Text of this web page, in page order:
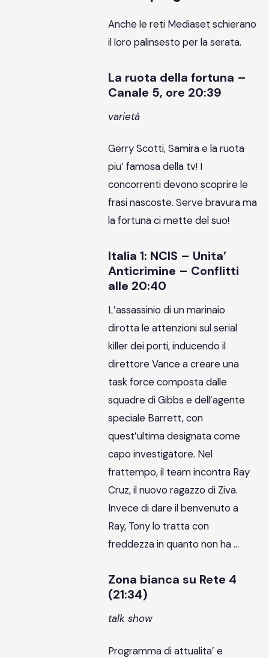
Anche le reti Mediaset schierano
il loro palinsesto per la serata.
La ruota della fortuna –
Canale 5, ore 20:39
varietà
Gerry Scotti, Samira e la ruota
piu’ famosa della tv! I
concorrenti devono scoprire le
frasi nascoste. Serve bravura ma
la fortuna ci mette del suo!
Italia 1: NCIS – Unita’
Anticrimine – Conflitti
alle 20:40
L’assassinio di un marinaio
dirotta le attenzioni sul serial
killer dei porti, inducendo il
direttore Vance a creare una
task force composta dalle
squadre di Gibbs e dell’agente
speciale Barrett, con
quest’ultima designata come
capo investigatore. Nel
frattempo, il team incontra Ray
Cruz, il nuovo ragazzo di Ziva.
Invece di dare il benvenuto a
Ray, Tony lo tratta con
freddezza in quanto non ha …
Zona bianca su Rete 4
(21:34)
talk show
Programma di attualita’ e